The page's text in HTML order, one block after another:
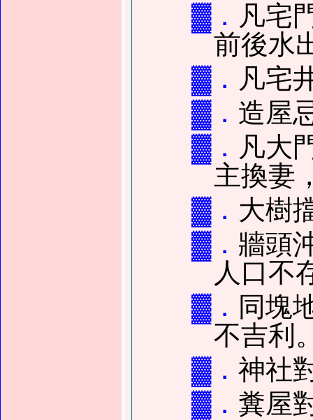
▓． 凡宅
前後水
▓． 凡宅
▓． 造屋
▓． 凡大
主換妻
▓． 大樹
▓． 牆頭
人口不
▓． 同塊
不吉利
▓． 神社
▓． 糞屋